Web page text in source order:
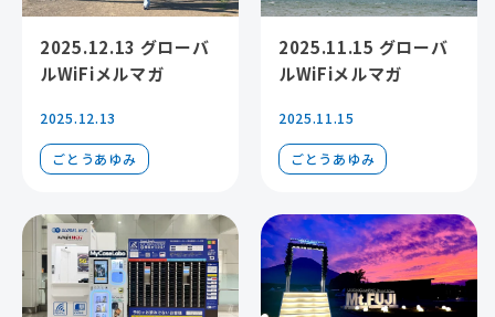
ごとうあゆみ
2025.12.13 グローバ
ルWiFiメルマガ
2025.12.13
ごとうあゆみ
2025.11.15 グローバ
ルWiFiメルマガ
2025.11.15